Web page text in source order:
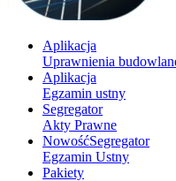
Aplikacja
Uprawnienia
Aplikacja
Egzamin ustny
Segregator
Akty Prawne
NowośćSegregator
Egzamin Ustny
Pakiety